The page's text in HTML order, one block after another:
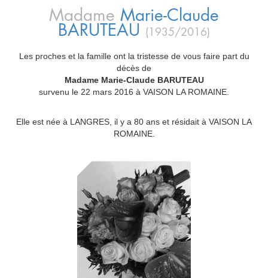
Madame Marie-Claude
BARUTEAU
(1935/2016)
Les proches et la famille ont la tristesse de vous faire part du
décès de
Madame Marie-Claude BARUTEAU
survenu le 22 mars 2016 à VAISON LA ROMAINE.
Elle est née à LANGRES, il y a 80 ans et résidait à VAISON LA
ROMAINE.